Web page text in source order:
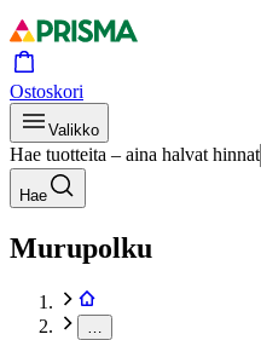
Ostoskori
Valikko
Hae tuotteita – aina halvat hinnat
Hae
Murupolku